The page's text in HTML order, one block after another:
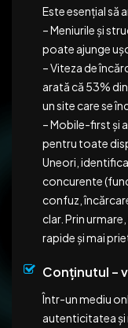
Este esențial să
– Meniurile și
poate ajunge
– Viteza de
arată că 53%
un site care se
– Mobile-first și
pentru toate
Uneori,
concurente
confuz,
clar. Prin
rapide și mai
Conținutul –
Într-un mediu
autenticitatea și